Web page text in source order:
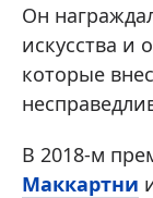
Он
искусства и
которые
В 2018-м
Маккартни